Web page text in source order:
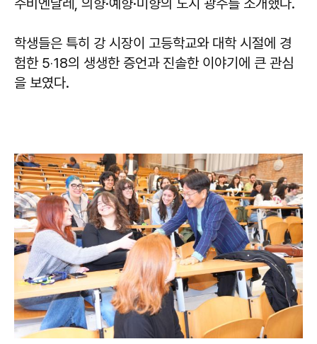
주비엔날레, 의향·예향·미향의 도시 광주를 소개했다.
학생들은 특히 강 시장이 고등학교와 대학 시절에 경
험한 5‧18의 생생한 증언과 진솔한 이야기에 큰 관심
을 보였다.